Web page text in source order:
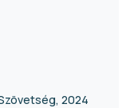
2024